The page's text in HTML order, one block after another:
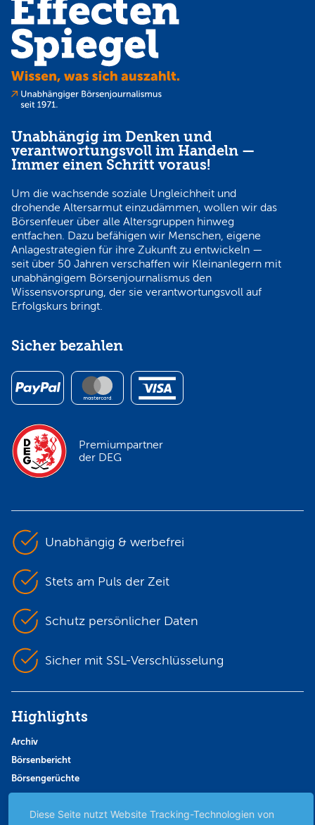
Unabhängig im Denken und
verantwortungsvoll im Handeln —
Immer einen Schritt voraus!
Um die wachsende soziale Ungleichheit und
drohende Altersarmut einzudämmen, wollen wir das
Börsenfeuer über alle Altersgruppen hinweg
entfachen. Dazu befähigen wir Menschen, eigene
Anlagestrategien für ihre Zukunft zu entwickeln —
seit über 50 Jahren verschaffen wir Kleinanlegern mit
unabhängigem Börsenjournalismus den
Wissensvorsprung, der sie verantwortungsvoll auf
Erfolgskurs bringt.
Sicher bezahlen
Premiumpartner
der DEG
Unabhängig & werbefrei
Stets am Puls der Zeit
Schutz persönlicher Daten
Sicher mit SSL-Verschlüsselung
Highlights
Archiv
Börsenbericht
Börsengerüchte
Börsennews
Diese Seite nutzt Website Tracking-Technologien von